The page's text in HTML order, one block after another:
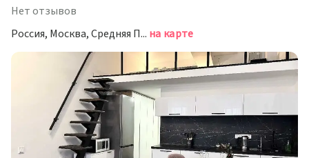
Нет отзывов
Россия, Москва, Средняя Переяславская улица, 27с1 на карте